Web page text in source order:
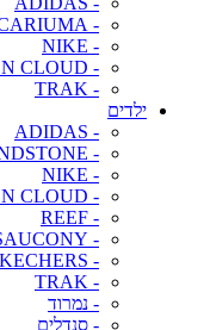
- CARIUMA
- NIKE
- ON CLOUD
- TRAK
ילדים
- ADIDAS
- BLUNDSTONE
- NIKE
- ON CLOUD
- REEF
- SAUCONY
- SKECHERS
- TRAK
- נמרוד
- סנדלים